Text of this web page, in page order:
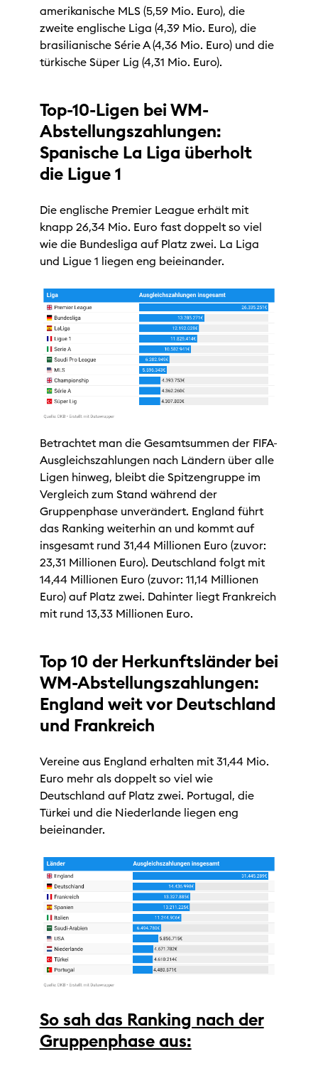
amerikanische MLS (5,59 Mio. Euro), die
zweite englische Liga (4,39 Mio. Euro), die
brasilianische Série A (4,36 Mio. Euro) und die
türkische Süper Lig (4,31 Mio. Euro).
Top-10-Ligen bei WM-
Abstellungszahlungen:
Spanische La Liga überholt
die Ligue 1
Die englische Premier League erhält mit
knapp 26,34 Mio. Euro fast doppelt so viel
wie die Bundesliga auf Platz zwei. La Liga
und Ligue 1 liegen eng beieinander.
Betrachtet man die Gesamtsummen der FIFA-
Ausgleichszahlungen nach Ländern über alle
Ligen hinweg, bleibt die Spitzengruppe im
Vergleich zum Stand während der
Gruppenphase unverändert. England führt
das Ranking weiterhin an und kommt auf
insgesamt rund 31,44 Millionen Euro (zuvor:
23,31 Millionen Euro). Deutschland folgt mit
14,44 Millionen Euro (zuvor: 11,14 Millionen
Euro) auf Platz zwei. Dahinter liegt Frankreich
mit rund 13,33 Millionen Euro.
Top 10 der Herkunftsländer bei
WM-Abstellungszahlungen:
England weit vor Deutschland
und Frankreich
Vereine aus England erhalten mit 31,44 Mio.
Euro mehr als doppelt so viel wie
Deutschland auf Platz zwei. Portugal, die
Türkei und die Niederlande liegen eng
beieinander.
So sah das Ranking nach der
Gruppenphase aus: